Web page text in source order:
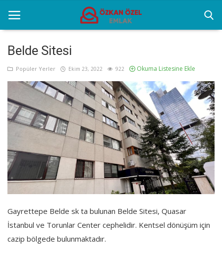
Anasayfa
Popüler Yerler
Gayrettepe Projeler
Genel
Galeri
İletişim
Türkçe
Belde Sitesi
Popüler Yerler Ekim 23, 2022 922 Okuma Listesine Ekle
Gayrettepe Belde sk ta bulunan Belde Sitesi, Quasar
İstanbul ve Torunlar Center cephelidir. Kentsel dönüşüm için
cazip bölgede bulunmaktadır.